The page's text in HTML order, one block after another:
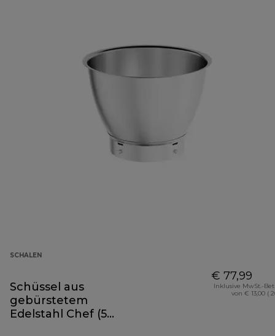
SCHALEN
Schüssel aus
gebürstetem
Edelstahl Chef (5
€ 77,99
Inklusive MwSt.-
von € 13,00 (